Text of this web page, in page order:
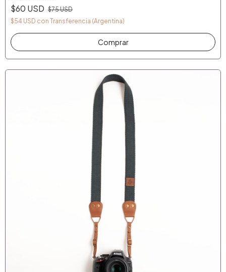
$60 USD $75 USD
$54 USD con Transferencia (Argentina)